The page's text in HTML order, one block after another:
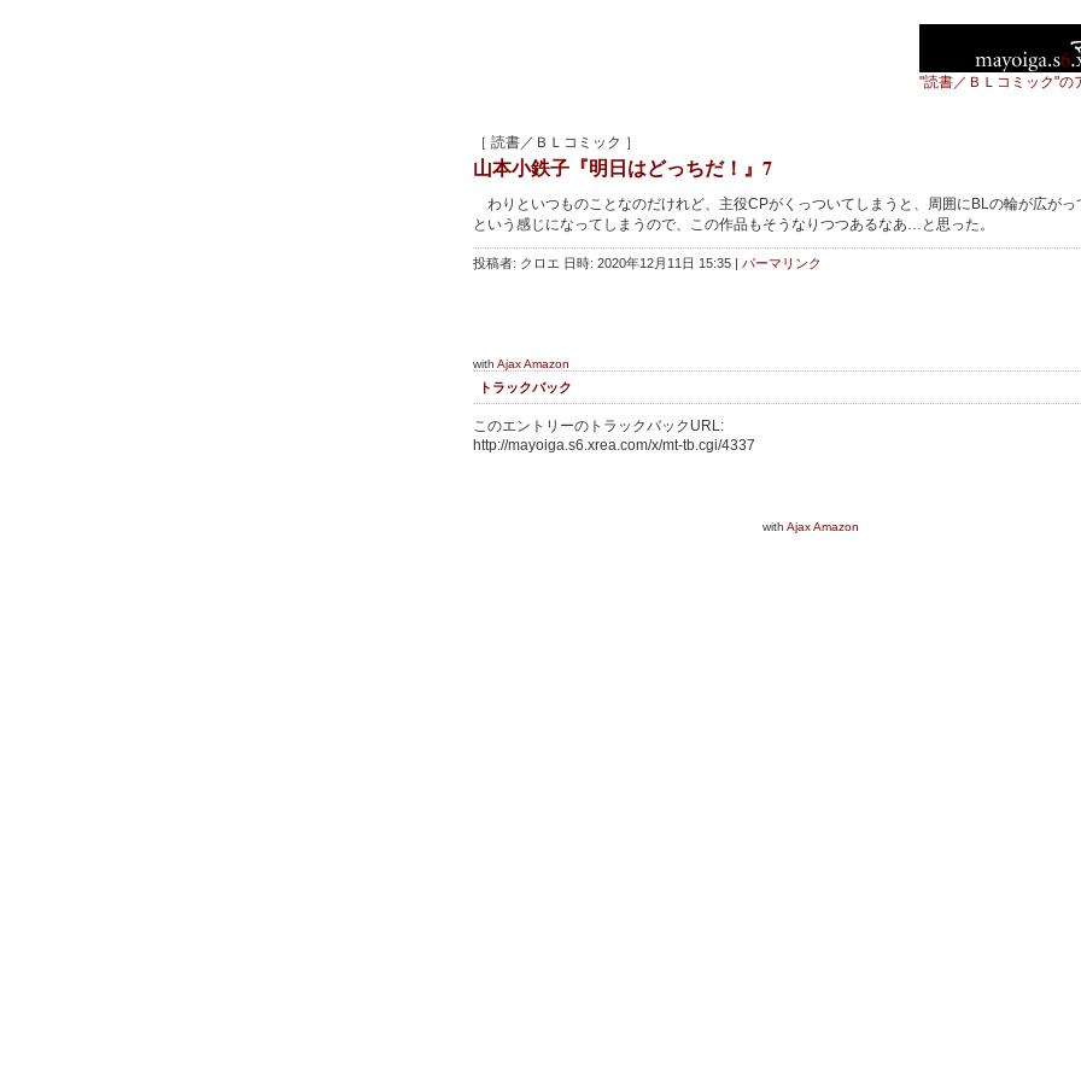
"読書／ＢＬコミック"の
［ 読書／ＢＬコミック ］
山本小鉄子『明日はどっちだ！』7
わりといつものことなのだけれど、主役CPがくっついてしまうと、周囲にBLの輪が広がっ
という感じになってしまうので、この作品もそうなりつつあるなあ…と思った。
投稿者: クロエ 日時: 2020年12月11日 15:35 | パーマリンク
with Ajax Amazon
トラックバック
このエントリーのトラックバックURL:
http://mayoiga.s6.xrea.com/x/mt-tb.cgi/4337
with Ajax Amazon